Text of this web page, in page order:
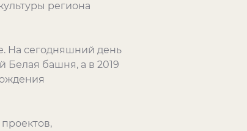
региона
На сегодняшний день
Белая башня, а в 2019